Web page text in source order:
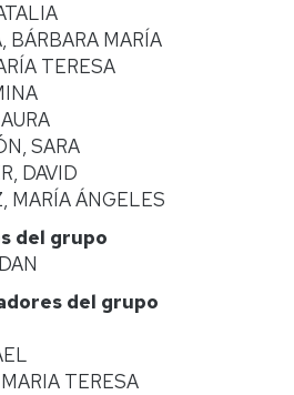
BÁRBARA MARÍA
TERESA
SARA
DAVID
MARÍA ÁNGELES
del grupo
del grupo
TERESA